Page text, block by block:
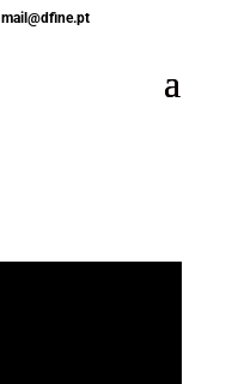
mail@dfine.pt